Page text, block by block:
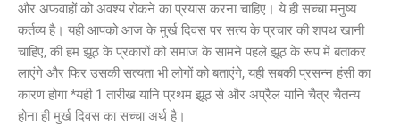
और अफवाहों को अवश्य रोकने का प्रयास करना चाहिए। ये ही सच्चा मनुष्य
कर्तव्य है। यही आपको आज के मुर्ख दिवस पर सत्य के प्रचार की शपथ खानी
चाहिए, की हम झूठ के प्रकारों को समाज के सामने पहले झूठ के रूप में बताकर
लाएंगे और फिर उसकी सत्यता भी लोगों को बताएंगे, यही सबकी प्रसन्न हंसी का
कारण होगा *यही 1 तारीख यानि प्रथम झूठ से और अप्रैल यानि चैत्र चैतन्य
होना ही मुर्ख दिवस का सच्चा अर्थ है।